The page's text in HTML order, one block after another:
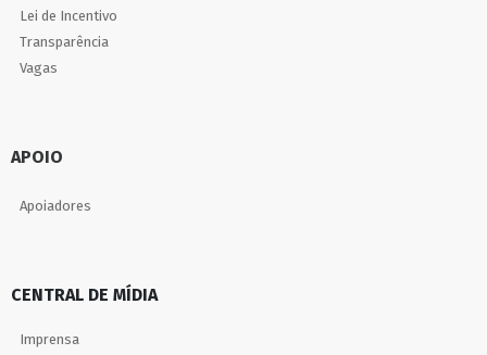
Lei de Incentivo
Transparência
Vagas
APOIO
Apoiadores
CENTRAL DE MÍDIA
Imprensa